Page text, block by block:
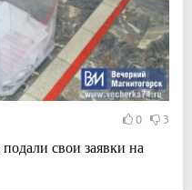
0 3
свои заявки на